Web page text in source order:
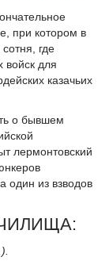
при котором в
где
войск для
казачьих
о бывшем
лермонтовский
один из взводов